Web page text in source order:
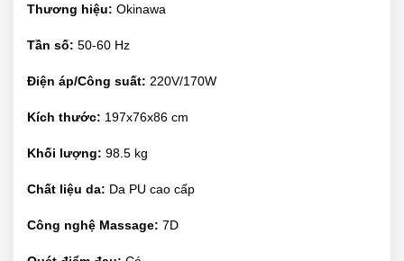
Thương hiệu: Okinawa
Tần số: 50-60 Hz
Điện áp/Công suất: 220V/170W
Kích thước: 197x76x86 cm
Khối lượng: 98.5 kg
Chất liệu da: Da PU cao cấp
Công nghệ Massage: 7D